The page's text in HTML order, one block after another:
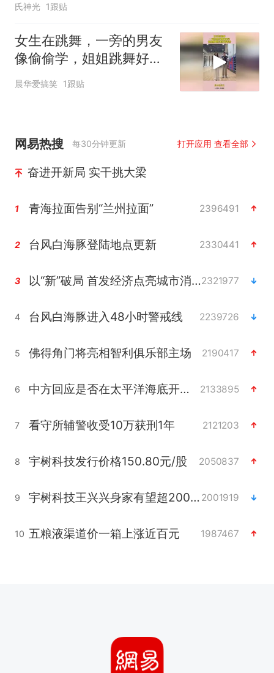
氏神光 1跟贴
女生在跳舞，一旁的男友
像偷偷学，姐姐跳舞好美
好好看啊！
晨华爱搞笑 1跟贴
网易热搜 每30分钟更新 打开应用 查看全部
奋进开新局 实干挑大梁
1 青海拉面告别“兰州拉面” 2396491
2 台风白海豚登陆地点更新 2330441
3 以“新”破局 首发经济点亮城市消费活力2321977
4 台风白海豚进入48小时警戒线 2239726
5 佛得角门将亮相智利俱乐部主场 2190417
6 中方回应是否在太平洋海底开采稀土 2133895
7 看守所辅警收受10万获刑1年 2121203
8 宇树科技发行价格150.80元/股 2050837
9 宇树科技王兴兴身家有望超200亿元 2001919
10 五粮液渠道价一箱上涨近百元 1987467